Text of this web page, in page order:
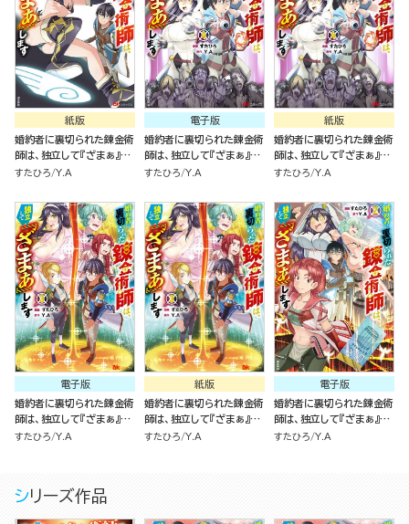
紙版
婚約者に裏切られた錬金術
師は、独立して『ざまぁ』し
ます ５
すたひろ Y.A
電子版
婚約者に裏切られた錬金術
師は、独立して『ざまぁ』し
ます（4）
すたひろ Y.A
紙版
婚約者に裏切られた錬金術
師は、独立して『ざまぁ』し
ます（4）
すたひろ Y.A
電子版
婚約者に裏切られた錬金術
師は、独立して『ざまぁ』し
ます（3）
すたひろ Y.A
紙版
婚約者に裏切られた錬金術
師は、独立して『ざまぁ』し
ます（3）
すたひろ Y.A
電子版
婚約者に裏切られた錬金術
師は、独立して『ざまぁ』し
ます（2）
すたひろ Y.A
シリーズ作品